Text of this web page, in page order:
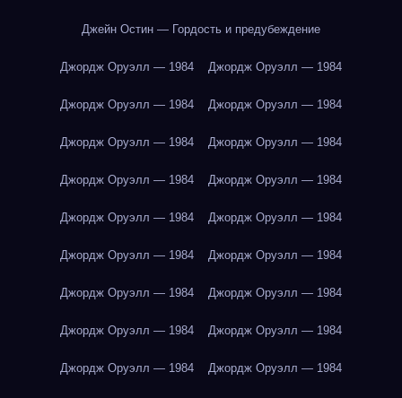
Джейн Остин — Гордость и предубеждение
Джордж Оруэлл — 1984 Джордж Оруэлл — 1984
Джордж Оруэлл — 1984 Джордж Оруэлл — 1984
Джордж Оруэлл — 1984 Джордж Оруэлл — 1984
Джордж Оруэлл — 1984 Джордж Оруэлл — 1984
Джордж Оруэлл — 1984 Джордж Оруэлл — 1984
Джордж Оруэлл — 1984 Джордж Оруэлл — 1984
Джордж Оруэлл — 1984 Джордж Оруэлл — 1984
Джордж Оруэлл — 1984 Джордж Оруэлл — 1984
Джордж Оруэлл — 1984 Джордж Оруэлл — 1984